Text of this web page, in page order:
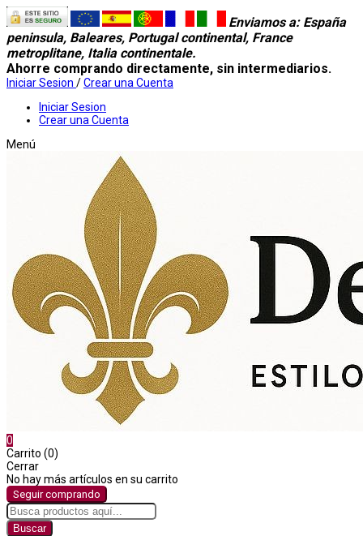
Enviamos a: España
peninsula, Baleares, Portugal continental, France
metroplitane, Italia continentale.
Ahorre comprando directamente, sin intermediarios.
Iniciar Sesion /Crear una Cuenta
Iniciar Sesion
Crear una Cuenta
Menú
0
Carrito (0)
Cerrar
No hay más artículos en su carrito
Seguir comprando
Buscar